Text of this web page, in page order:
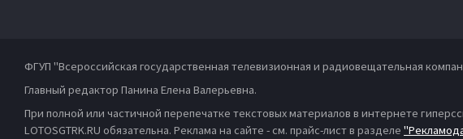
ФГУП "Всероссийская государственная телевизионная и радиовещательная
Главный редактор Панина Елена Валерьевна.
При полной или частичной перепечатке текстовых материалов в интернете
LOTOSGTRK.RU обязательна. Реклама на сайте - см. прайс-лист в разделе